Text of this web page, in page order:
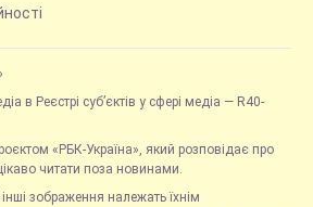
в Реєстрі суб’єктів у сфері медіа — R40-
«РБК-Україна», який розповідає про
читати поза новинами.
інші зображення належать їхнім